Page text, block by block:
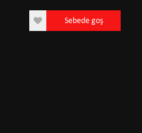
Sebede goş